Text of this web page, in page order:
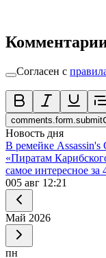
Согласен с
comments.form.submit
Новость дня
В ремейке Assassin's
«Пиратам
самое интересное за
005 авг 12:21
Май 2026
пн